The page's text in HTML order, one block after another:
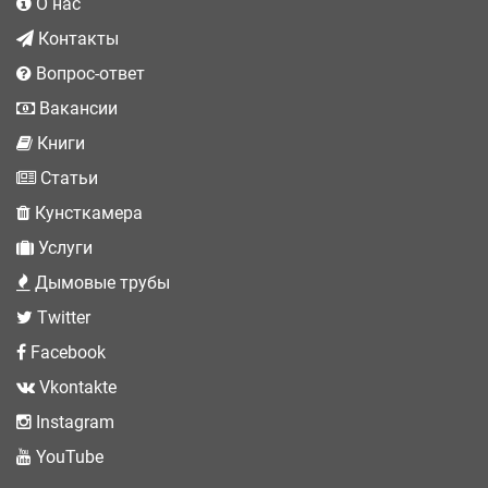
Контакты
Вопрос-ответ
Вакансии
Книги
Статьи
Кунсткамера
Услуги
Дымовые трубы
Twitter
Facebook
Vkontakte
Instagram
YouTube